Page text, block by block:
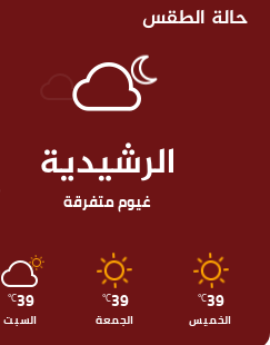
حالة الطقس
الرشيدية
غيوم متفرقة
39
℃
الخميس
39
℃
الجمعة
39
℃
السبت